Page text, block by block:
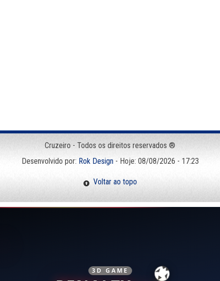
Cruzeiro - Todos os direitos reservados ®
Desenvolvido por: Rok Design- Hoje: 08/08/2026 - 17:23
Voltar ao topo
3D GAME